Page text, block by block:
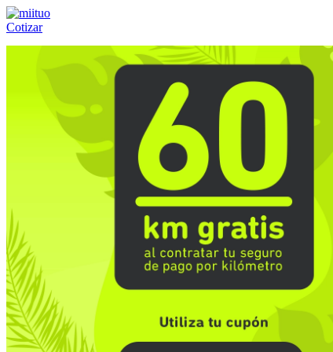
Cotizar
(55) 84-21-05-00ó800-953-00-59